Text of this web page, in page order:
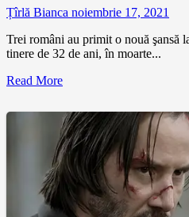
Țîrlă Bianca noiembrie 17, 2021
Trei români au primit o nouă şansă
tinere de 32 de ani, în moarte...
Read More